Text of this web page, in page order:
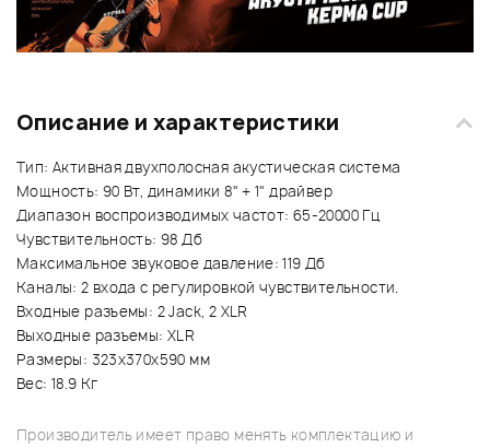
Описание и характеристики
Тип: Активная двухполосная акустическая система
Мощность: 90 Вт, динамики 8" + 1" драйвер
Диапазон воспроизводимых частот: 65-20000 Гц
Чувствительность: 98 Дб
Максимальное звуковое давление: 119 Дб
Каналы: 2 входа с регулировкой чувствительности.
Входные разъемы: 2 Jack, 2 XLR
Выходные разъемы: XLR
Размеры: 323x370x590 мм
Вес: 18.9 Кг
Производитель имеет право менять комплектацию и